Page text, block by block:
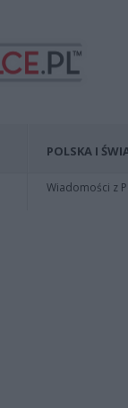
POLSKA I
Wiadomości z